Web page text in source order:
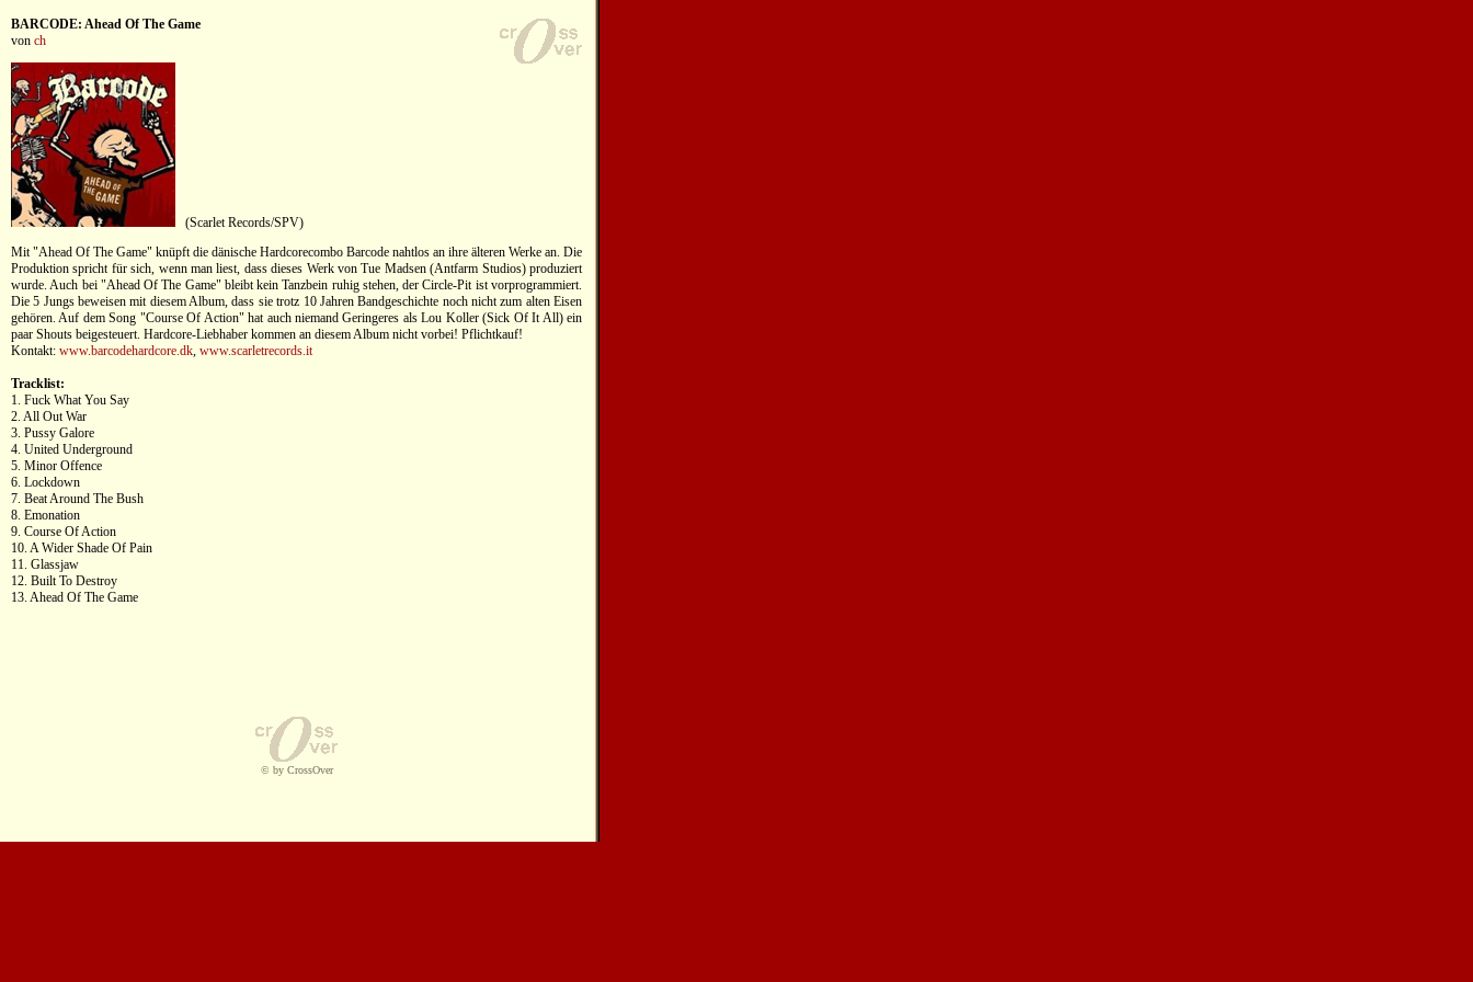
BARCODE: Ahead Of The Game
von ch
(Scarlet Records/SPV)
Mit "Ahead Of The Game" knüpft die dänische Hardcorecombo Barcode nahtlos an ihre älteren Werke an. Die
Produktion spricht für sich, wenn man liest, dass dieses Werk von Tue Madsen (Antfarm Studios) produziert
wurde. Auch bei "Ahead Of The Game" bleibt kein Tanzbein ruhig stehen, der Circle-Pit ist vorprogrammiert.
Die 5 Jungs beweisen mit diesem Album, dass sie trotz 10 Jahren Bandgeschichte noch nicht zum alten Eisen
gehören. Auf dem Song "Course Of Action" hat auch niemand Geringeres als Lou Koller (Sick Of It All) ein
paar Shouts beigesteuert. Hardcore-Liebhaber kommen an diesem Album nicht vorbei! Pflichtkauf!
Kontakt: www.barcodehardcore.dk, www.scarletrecords.it
Tracklist:
1. Fuck What You Say
2. All Out War
3. Pussy Galore
4. United Underground
5. Minor Offence
6. Lockdown
7. Beat Around The Bush
8. Emonation
9. Course Of Action
10. A Wider Shade Of Pain
11. Glassjaw
12. Built To Destroy
13. Ahead Of The Game
© by CrossOver